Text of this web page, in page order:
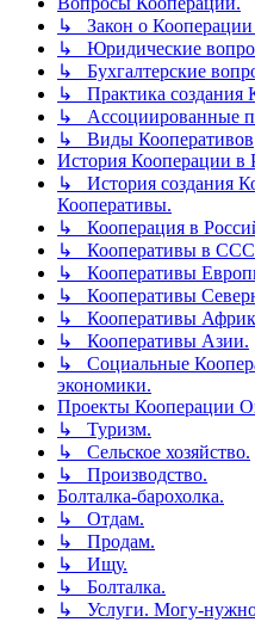
↳ Закон о
↳ Юридические
↳ Бухгалтерские
↳ Практика создания
↳ Ассоциированные
↳ Виды Кооперативов
История Кооперации в
↳ История создания
Кооперативы.
↳ Кооперация в
↳ Кооперативы в
↳ Кооперативы
↳ Кооперативы
↳ Кооперативы
↳ Кооперативы Азии.
↳ Социальные
экономики.
Проекты Кооперации
↳ Туризм.
↳ Сельское хозяйство.
↳ Производство.
Болталка-барохолка.
↳ Отдам.
↳ Продам.
↳ Ищу.
↳ Болталка.
↳ Услуги. Могу-